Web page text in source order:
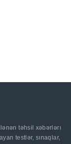
təhsil xəbərlərı
testlər, sınaqlar,